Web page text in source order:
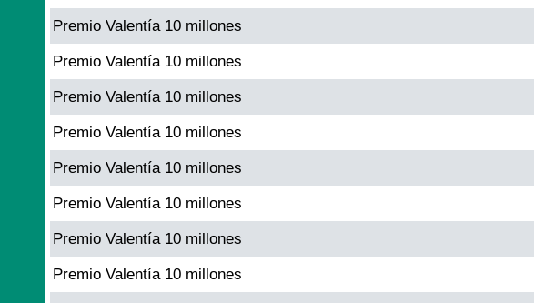
Premio Valentía 10 millones
Premio Valentía 10 millones
Premio Valentía 10 millones
Premio Valentía 10 millones
Premio Valentía 10 millones
Premio Valentía 10 millones
Premio Valentía 10 millones
Premio Valentía 10 millones